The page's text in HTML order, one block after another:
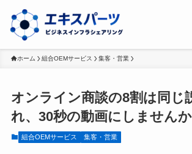
ホーム 組合OEMサービス 集客・営業
オンライン商談の8割は同じ
れ、30秒の動画にしませんか
組合OEMサービス 集客・営業